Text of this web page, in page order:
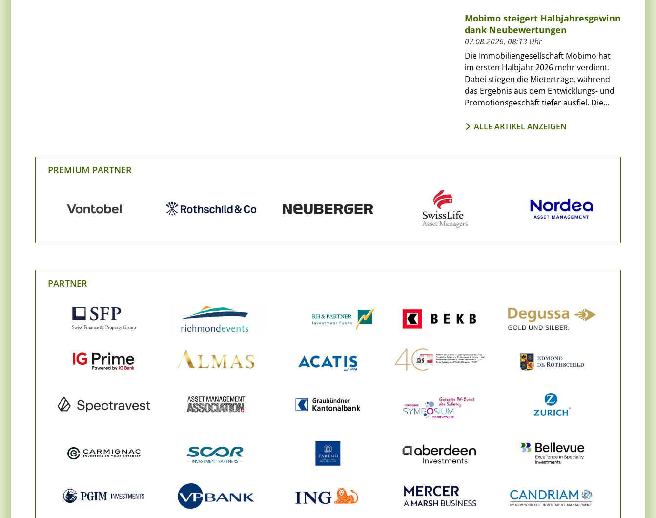
Mobimo steigert Halbjahresgewinn
dank Neubewertungen
07.08.2026, 08:13 Uhr
Die Immobiliengesellschaft Mobimo hat
im ersten Halbjahr 2026 mehr verdient.
Dabei stiegen die Mieterträge, während
das Ergebnis aus dem Entwicklungs- und
Promotionsgeschäft tiefer ausfiel. Die...
ALLE ARTIKEL ANZEIGEN
PREMIUM PARTNER
PARTNER